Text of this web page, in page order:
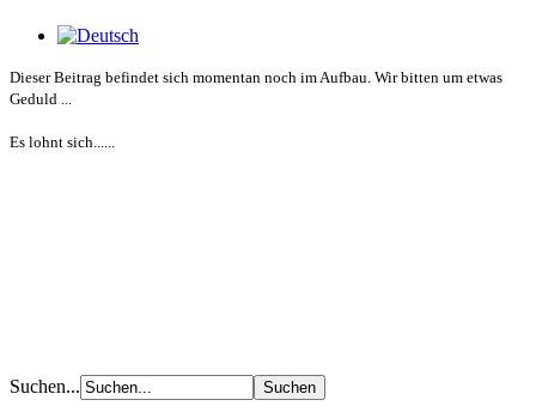
Dieser Beitrag befindet sich momentan noch im Aufbau. Wir bitten um etwas
Geduld ...
Es lohnt sich......
Suchen...